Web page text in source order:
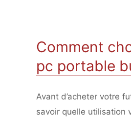
Comment
pc portable
Avant d’acheter votre
savoir quelle utilisation